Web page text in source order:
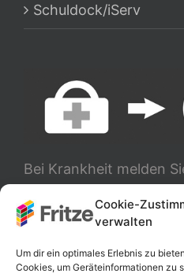
Cookie-
verwalten
Um dir ein optimales Erlebnis zu
Cookies, um Geräteinformationen zu
Schuldock/iServ
Bei Krankheit melden
TRANSLATE